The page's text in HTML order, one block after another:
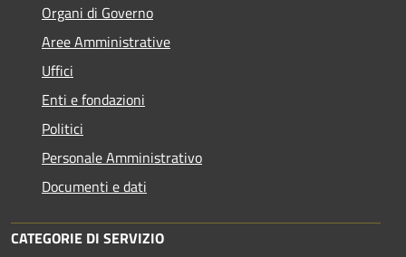
Organi di Governo
Aree Amministrative
Uffici
Enti e fondazioni
Politici
Personale Amministrativo
Documenti e dati
CATEGORIE DI SERVIZIO